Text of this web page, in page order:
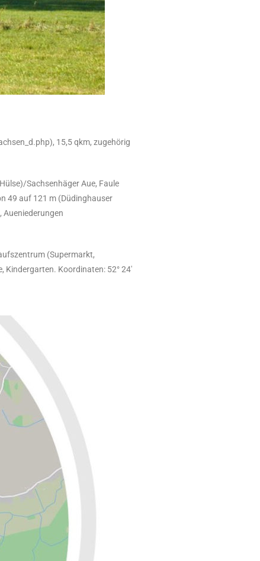
15,5 qkm, zugehörig
Sachsenhäger Aue, Faule
49 auf 121 m (Düdinghauser
Aueniederungen
(Supermarkt,
Koordinaten: 52° 24′